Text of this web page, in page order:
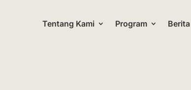
Tentang Kami Program Berita